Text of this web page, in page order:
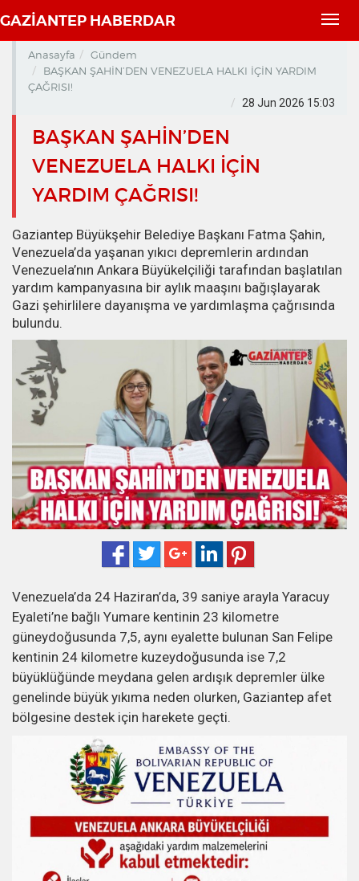
GAZİANTEP HABERDAR
Anasayfa
Gündem
BAŞKAN ŞAHİN’DEN VENEZUELA HALKI İÇİN YARDIM
ÇAĞRISI!
28 Jun 2026 15:03
BAŞKAN ŞAHİN’DEN
VENEZUELA HALKI İÇİN
YARDIM ÇAĞRISI!
Gaziantep Büyükşehir Belediye Başkanı Fatma Şahin,
Venezuela’da yaşanan yıkıcı depremlerin ardından
Venezuela’nın Ankara Büyükelçiliği tarafından başlatılan
yardım kampanyasına bir aylık maaşını bağışlayarak
Gazi şehirlilere dayanışma ve yardımlaşma çağrısında
bulundu.
Venezuela’da 24 Haziran’da, 39 saniye arayla Yaracuy
Eyaleti’ne bağlı Yumare kentinin 23 kilometre
güneydoğusunda 7,5, aynı eyalette bulunan San Felipe
kentinin 24 kilometre kuzeydoğusunda ise 7,2
büyüklüğünde meydana gelen ardışık depremler ülke
genelinde büyük yıkıma neden olurken, Gaziantep afet
bölgesine destek için harekete geçti.